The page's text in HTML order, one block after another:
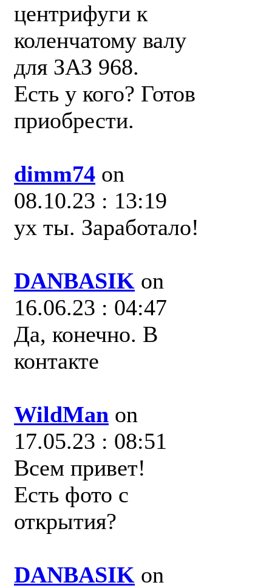
центрифуги к
коленчатому валу
для ЗАЗ 968.
Есть у кого? Готов
приобрести.
dimm74 on
08.10.23 : 13:19
ух ты. Заработало!
DANBASIK on
16.06.23 : 04:47
Да, конечно. В
контакте
WildMan on
17.05.23 : 08:51
Всем привет!
Есть фото с
открытия?
DANBASIK on